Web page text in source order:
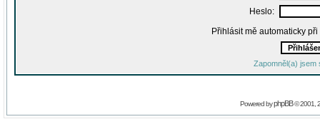
Heslo:
Přihlásit mě automaticky
Zapomněl(a) jsem
Powered byphpBB© 2001,